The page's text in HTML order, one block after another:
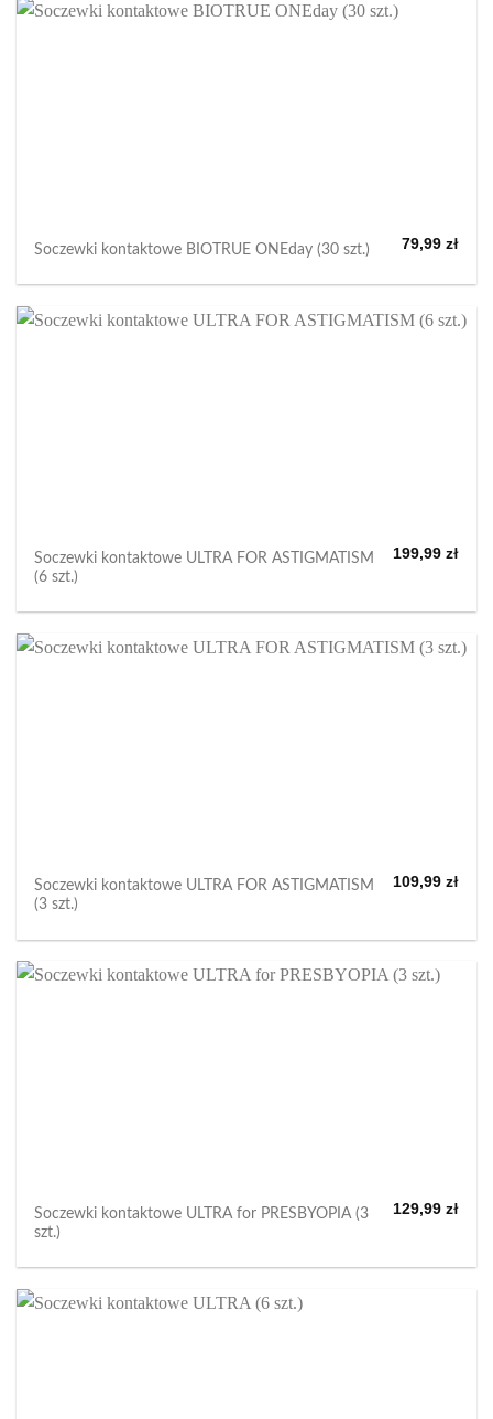
Soczewki kontaktowe BIOTRUE ONEday (30 szt.) 79,99 zł
Soczewki kontaktowe ULTRA FOR ASTIGMATISM
(6 szt.)
199,99 zł
Soczewki kontaktowe ULTRA FOR ASTIGMATISM
(3 szt.)
109,99 zł
Soczewki kontaktowe ULTRA for PRESBYOPIA (3
szt.)
129,99 zł